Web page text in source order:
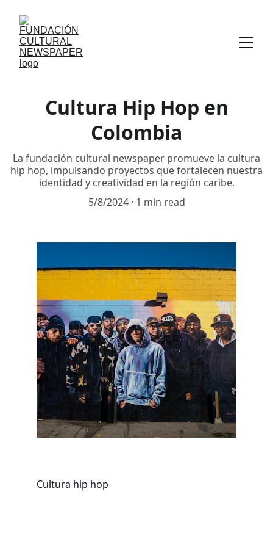
Cultura Hip Hop en
Colombia
La fundación cultural newspaper promueve la cultura
hip hop, impulsando proyectos que fortalecen nuestra
identidad y creatividad en la región caribe.
5/8/2024
1 min read
Cultura hip hop